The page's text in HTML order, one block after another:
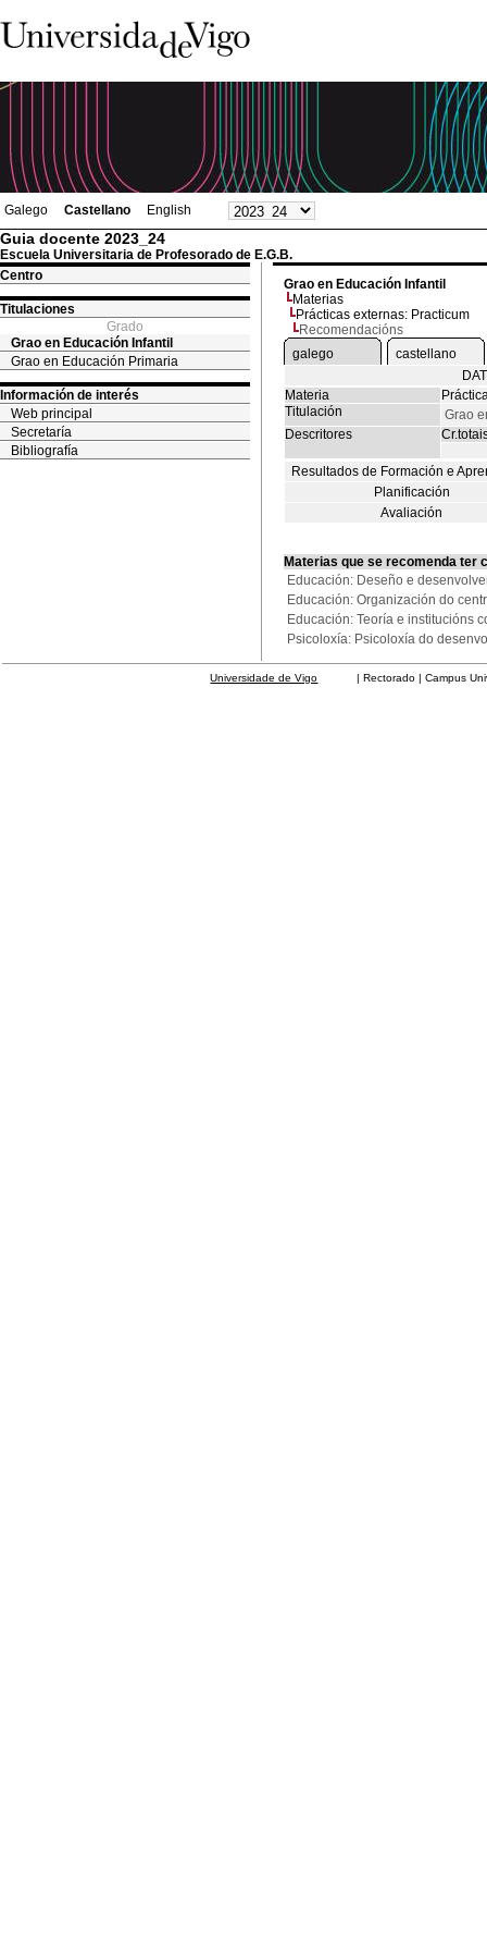
Galego Castellano English
Guia docente 2023_24
Escuela Universitaria de Profesorado de E.G.B.
Centro
Titulaciones
Grado
Grao en Educación Infantil
Grao en Educación Primaria
Información de interés
Web principal
Secretaría
Bibliografía
Grao en Educación Infantil
Materias
Prácticas externas: Practicum
Recomendacións
galego
castellano
Materia
Titulación
Grao
Descritores
Resultados de Formación e
Planificación
Avaliación
Materias que se recomenda ter
Educación: Deseño e
Educación: Organización do
Educación: Teoría e institucións
Psicoloxía: Psicoloxía do
Universidade de Vigo | Rectorado | Campus